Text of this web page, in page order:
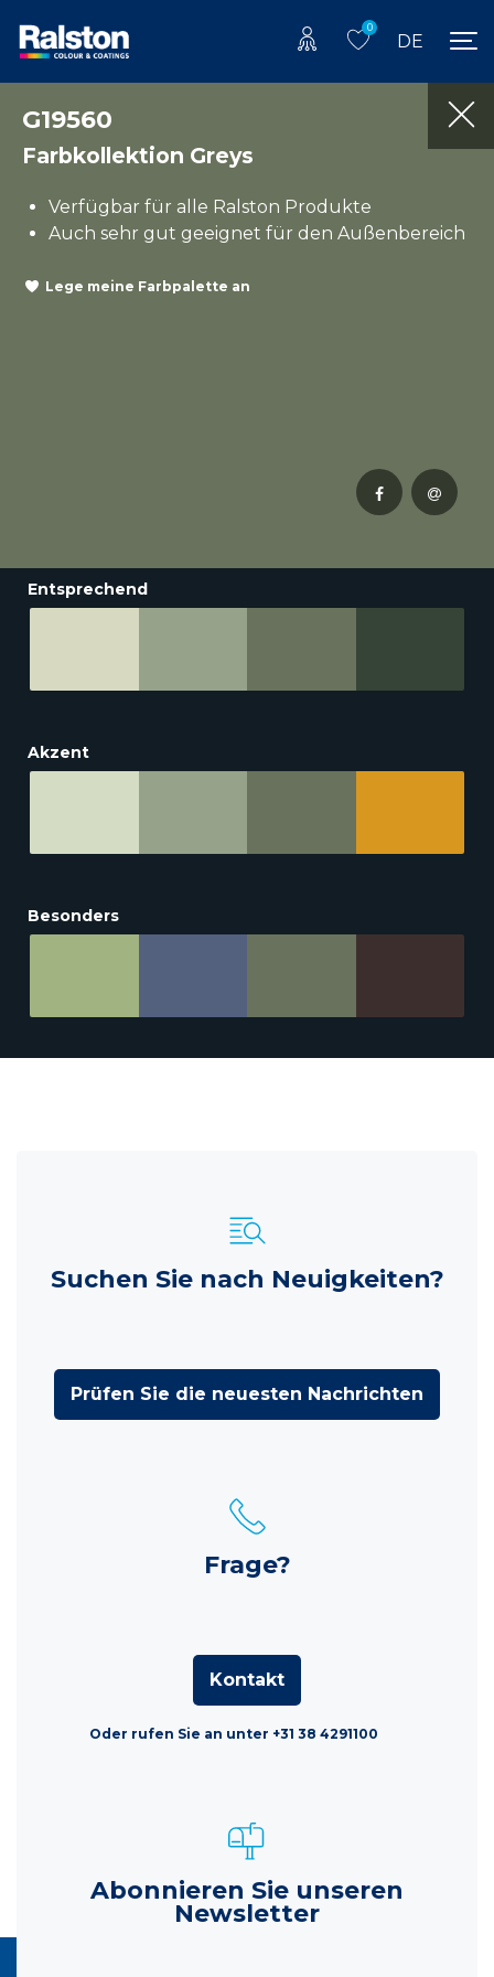
0
DE
G19560
Farbkollektion Greys
Verfügbar für alle Ralston Produkte
Auch sehr gut geeignet für den Außenbereich
Lege meine Farbpalette an
Entsprechend
Akzent
Besonders
Suchen Sie nach Neuigkeiten?
Prüfen Sie die neuesten Nachrichten
Frage?
Kontakt
Oder rufen Sie an unter +31 38 4291100
Abonnieren Sie unseren
Newsletter